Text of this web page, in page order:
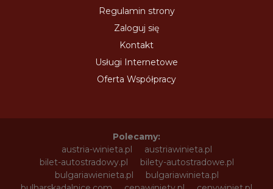
Regulamin strony
Zaloguj się
Kontakt
Usługi Internetowe
Oferta Współpracy
Polecamy:
austria-winieta.pl
austriawinieta.pl
bilet-autostradowy.pl
bilety-autostradowe.pl
bulgariawienieta.pl
bulgariawinieta.pl